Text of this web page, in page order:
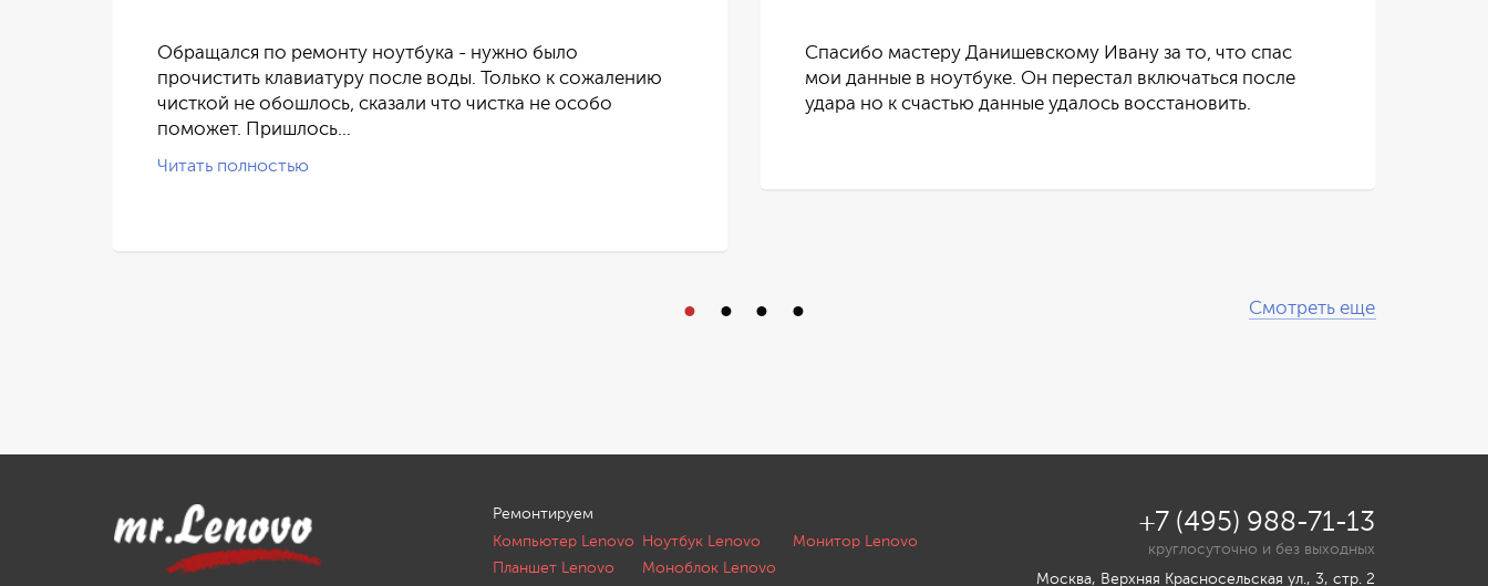
Обращался по ремонту ноутбука - нужно было
прочистить клавиатуру после воды. Только к сожалению
чисткой не обошлось, сказали что чистка не особо
поможет. Пришлось…
Читать полностью
Спасибо мастеру Данишевскому Ивану за то, что спас
мои данные в ноутбуке. Он перестал включаться после
удара но к счастью данные удалось восстановить.
Смотреть еще
Ремонтируем
Компьютер Lenovo
Ноутбук Lenovo
Монитор Lenovo
Планшет Lenovo
Моноблок Lenovo
+7 (495) 988-71-13
круглосуточно и без выходных
Москва, Верхняя Красносельская ул., 3, стр. 2